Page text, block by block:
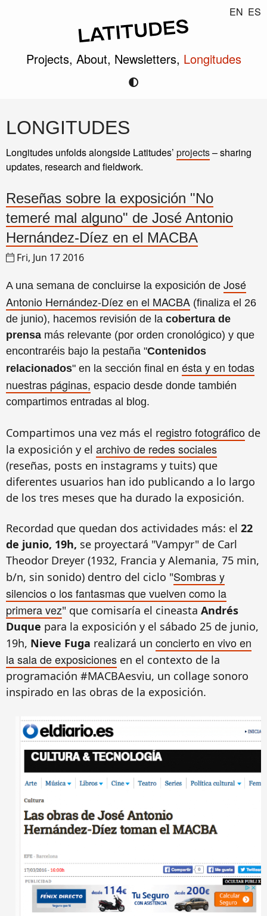
EN ES
Projects, About, Newsletters, Longitudes
LONGITUDES
Longitudes unfolds alongside Latitudes’ projects– sharing
updates, research and fieldwork.
Reseñas sobre la exposición "No
temeré mal alguno" de José Antonio
Hernández-Díez en el MACBA
Fri, Jun 17 2016
A una semana de concluirse la exposición de José
Antonio Hernández-Díez en el MACBA (finaliza el 26
de junio), hacemos revisión de la cobertura de
prensa más relevante (por orden cronológico) y que
encontraréis bajo la pestaña "Contenidos
relacionados" en la sección final en ésta y en todas
nuestras páginas, espacio desde donde también
compartimos entradas al blog.
Compartimos una vez más el registro fotográfico de
la exposición y el archivo de redes sociales
(reseñas, posts en instagrams y tuits) que
diferentes usuarios han ido publicando a lo largo
de los tres meses que ha durado la exposición.
Recordad que quedan dos actividades más: el 22
de junio, 19h, se proyectará "Vampyr" de Carl
Theodor Dreyer (1932, Francia y Alemania, 75 min,
b/n, sin sonido) dentro del ciclo "Sombras y
silencios o los fantasmas que vuelven como la
primera vez" que comisaría el cineasta Andrés
Duque para la exposición y el sábado 25 de junio,
19h, Nieve Fuga realizará un concierto en vivo en
la sala de exposiciones en el contexto de la
programación #MACBAesviu, un collage sonoro
inspirado en las obras de la exposición.